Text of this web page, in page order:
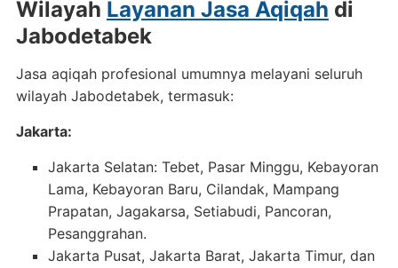
Wilayah Layanan Jasa Aqiqah di
Jabodetabek
Jasa aqiqah profesional umumnya melayani seluruh
wilayah Jabodetabek, termasuk:
Jakarta:
Jakarta Selatan: Tebet, Pasar Minggu, Kebayoran
Lama, Kebayoran Baru, Cilandak, Mampang
Prapatan, Jagakarsa, Setiabudi, Pancoran,
Pesanggrahan.
Jakarta Pusat, Jakarta Barat, Jakarta Timur, dan